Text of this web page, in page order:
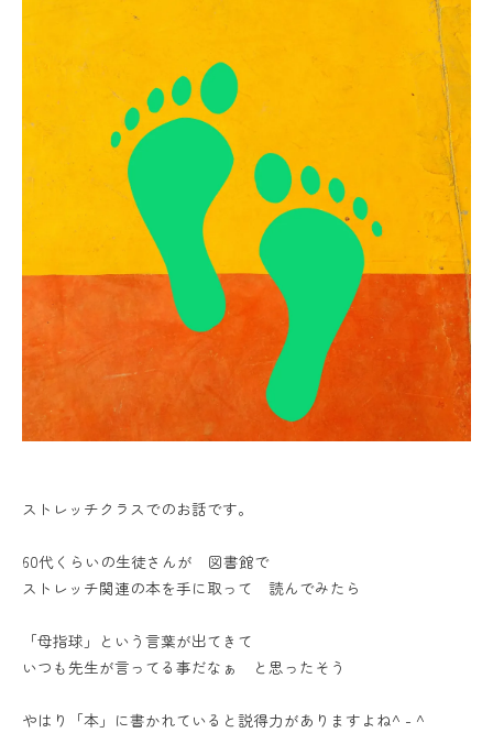
ストレッチクラスでのお話です。
60代くらいの生徒さんが 図書館で
ストレッチ関連の本を手に取って 読んでみたら
「母指球」という言葉が出てきて
いつも先生が言ってる事だなぁ と思ったそう
やはり「本」に書かれていると説得力がありますよね^ - ^